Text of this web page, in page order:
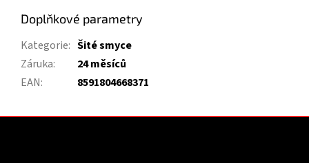
Doplňkové parametry
Kategorie: Šité smyce
Záruka:
24 měsíců
EAN: 8591804668371